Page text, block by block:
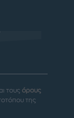
τους όρους
της